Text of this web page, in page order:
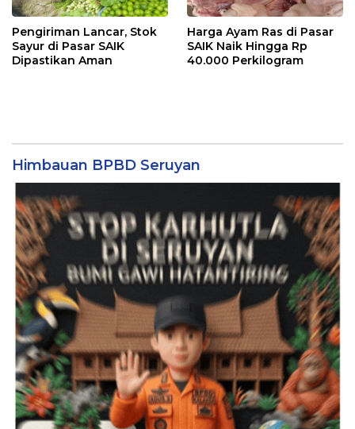
Pengiriman Lancar, Stok
Sayur di Pasar SAIK
Dipastikan Aman
Harga Ayam Ras di Pasar
SAIK Naik Hingga Rp
40.000 Perkilogram
Himbauan BPBD Seruyan